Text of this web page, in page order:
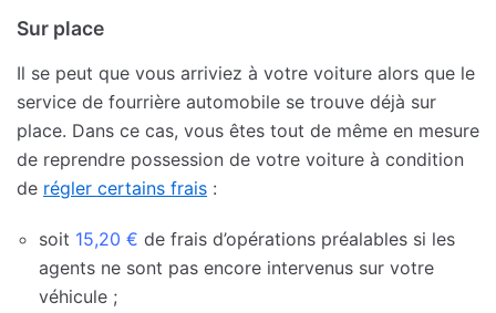
Sur place
Il se peut que vous arriviez à votre voiture alors que le
service de fourrière automobile se trouve déjà sur
place. Dans ce cas, vous êtes tout de même en mesure
de reprendre possession de votre voiture à condition
de régler certains frais :
soit 15,20 € de frais d’opérations préalables si les
agents ne sont pas encore intervenus sur votre
véhicule ;